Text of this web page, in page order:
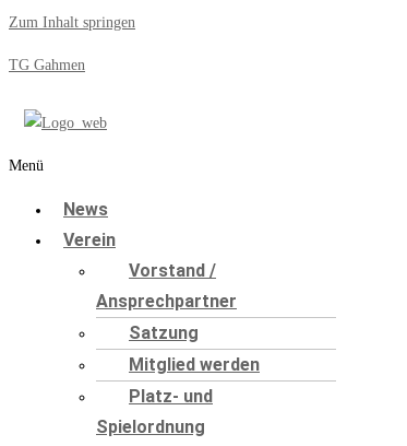
Zum Inhalt springen
TG Gahmen
Menü
News
Verein
Vorstand /
Ansprechpartner
Satzung
Mitglied werden
Platz- und
Spielordnung